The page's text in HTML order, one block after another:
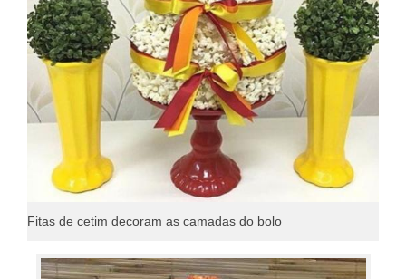
Fitas de cetim decoram as camadas do bolo